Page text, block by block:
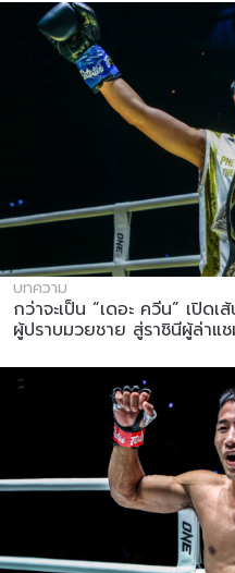
บทความ
กว่าจะเป็น “เดอะ ควีน” เปิด
ผู้ปราบมวยชาย สู่ราชินีผู้ล่าแ